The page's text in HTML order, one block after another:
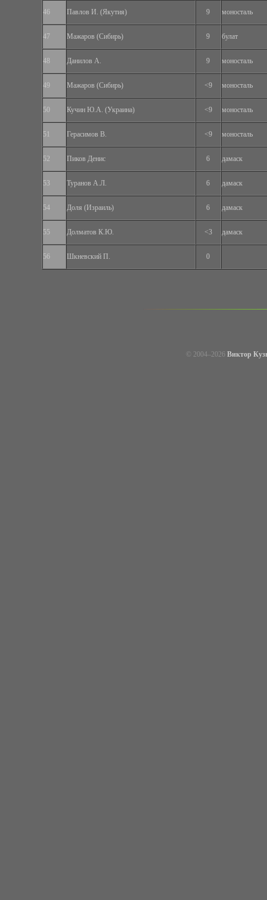
46 Павлов И. (Якутия) 9 моносталь
47 Мажаров (Сибирь) 9 булат
48 Данилов А. 9 моносталь
49 Мажаров (Сибирь) <9 моносталь
50 Кучин Ю.А. (Украина) <9 моносталь
51 Герасимов В. <9 моносталь
52 Пиков Денис 6 дамаск
53 Туранов А.Л. 6 дамаск
54 Доля (Израиль) 6 дамаск
55 Долматов К.Ю. <3 дамаск
56 Шкневский П. 0
© 2004–2026 Виктор